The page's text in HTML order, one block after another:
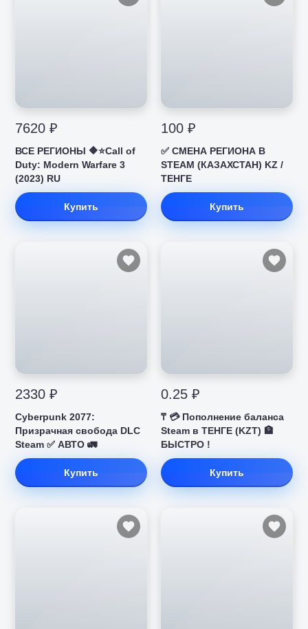
7620 ₽
ВСЕ РЕГИОНЫ 🔶⭐Call of
Duty: Modern Warfare 3
(2023) RU
Купить
100 ₽
✅ СМЕНА РЕГИОНА В
STEAM (КАЗАХСТАН) KZ /
ТЕНГЕ
Купить
2330 ₽
Cyberpunk 2077:
Призрачная свобода DLC
Steam ✅ АВТО 🚛
Купить
0.25 ₽
₸ 💳 Пополнение баланса
Steam в ТЕНГЕ (KZT) 🏦
БЫСТРО !
Купить